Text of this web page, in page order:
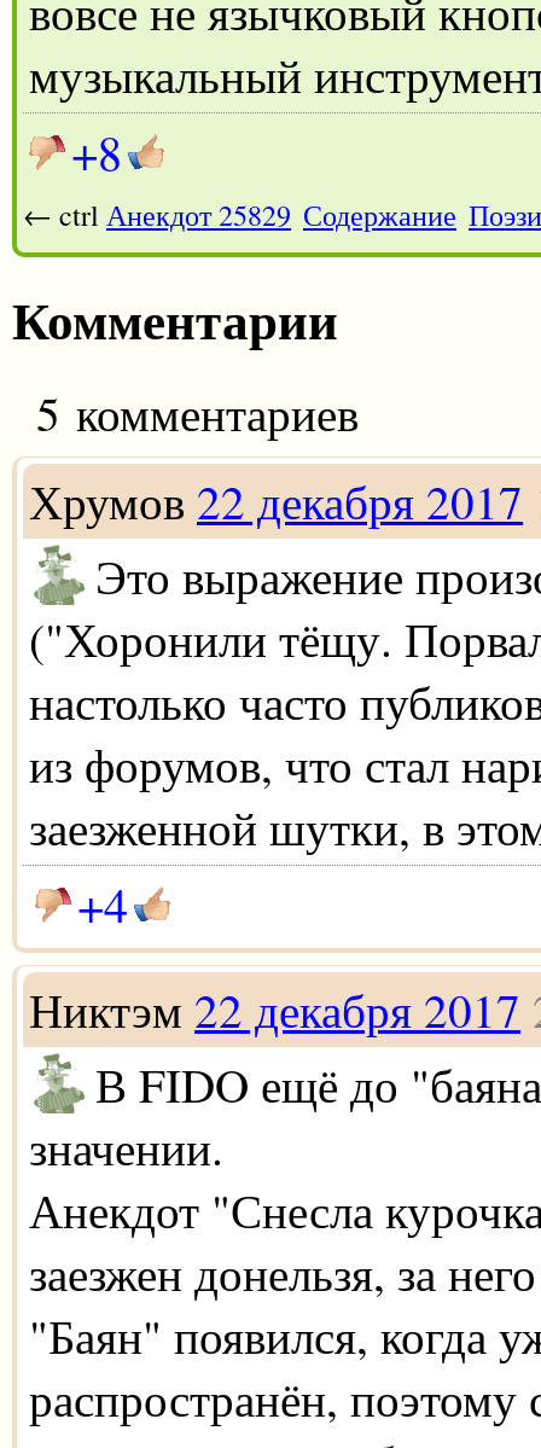
музыкальный
+8
← ctrl Анекдот 25829 Содержание
Комментарии
5 комментариев
Хрумов 22 декабря 2017
Это выражение
("Хоронили тёщу.
настолько часто
из форумов, что стал
заезженной шутки, в
+4
Никтэм 22 декабря 2017
В FIDO ещё до
значении.
Анекдот "Снесла
заезжен донельзя, за
"Баян" появился, когда
распространён,